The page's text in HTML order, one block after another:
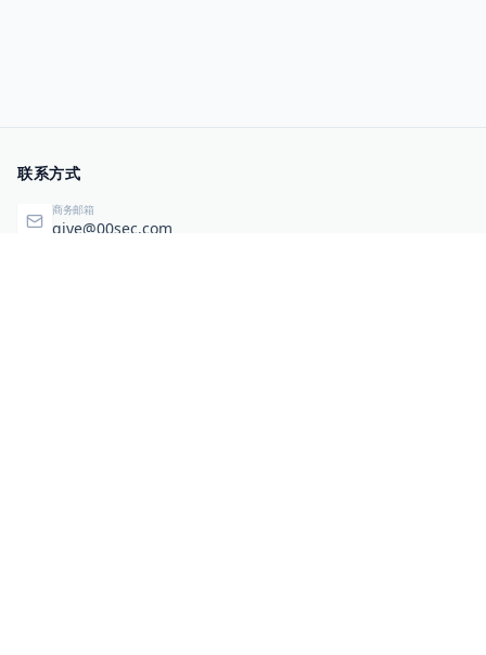
联系方式
商务邮箱
qiye@00sec.com